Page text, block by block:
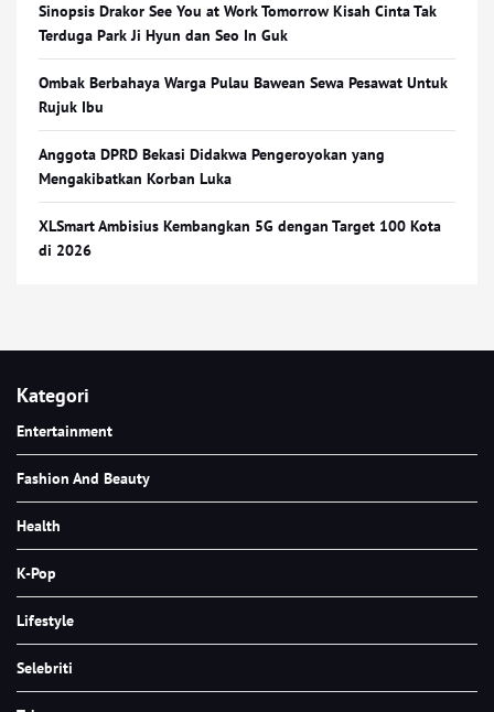
Sinopsis Drakor See You at Work Tomorrow Kisah Cinta Tak
Terduga Park Ji Hyun dan Seo In Guk
Ombak Berbahaya Warga Pulau Bawean Sewa Pesawat Untuk
Rujuk Ibu
Anggota DPRD Bekasi Didakwa Pengeroyokan yang
Mengakibatkan Korban Luka
XLSmart Ambisius Kembangkan 5G dengan Target 100 Kota
di 2026
Kategori
Entertainment
Fashion And Beauty
Health
K-Pop
Lifestyle
Selebriti